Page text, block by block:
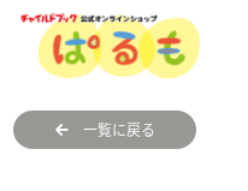
一覧に戻る